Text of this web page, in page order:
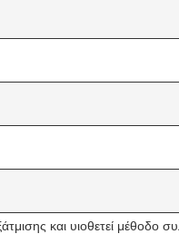
και υιοθετεί μέθοδο